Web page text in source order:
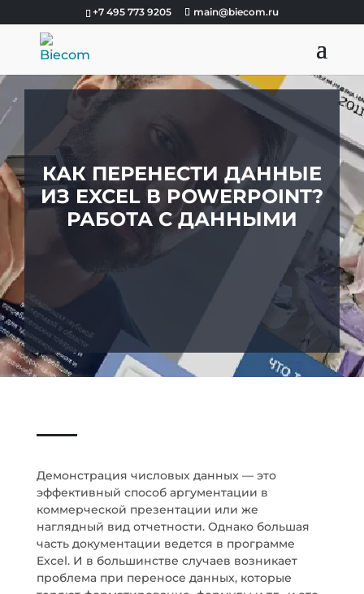
+7 495 773 9205 main@biecom.ru
КАК ПЕРЕНЕСТИ ДАННЫЕ
ИЗ EXCEL В POWERPOINT?
РАБОТА С ДАННЫМИ
Демонстрация числовых данных — это
эффективный способ аргументации в
коммерческой презентации или же
наглядный вид отчетности. Однако большая
часть документации ведется в программе
Excel. И в большинстве случаев возникает
проблема при переносе данных, которые